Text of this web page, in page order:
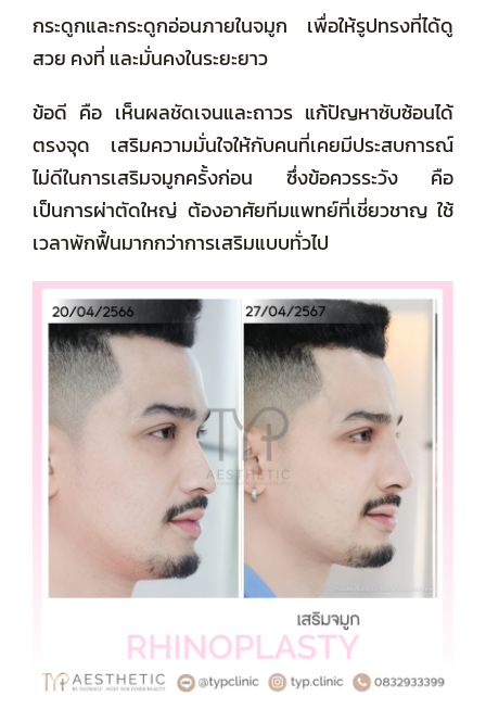
กระดูกและกระดูกอ่อนภายในจมูก เพื่อให้รูปทรงที่ได้ดู
สวย คงที่ และมั่นคงในระยะยาว
ข้อดี คือ เห็นผลชัดเจนและถาวร แก้ปัญหาซับซ้อนได้
ตรงจุด เสริมความมั่นใจให้กับคนที่เคยมีประสบการณ์
ไม่ดีในการเสริมจมูกครั้งก่อน ซึ่งข้อควรระวัง คือ
เป็นการผ่าตัดใหญ่ ต้องอาศัยทีมแพทย์ที่เชี่ยวชาญ ใช้
เวลาพักฟื้นมากกว่าการเสริมแบบทั่วไป